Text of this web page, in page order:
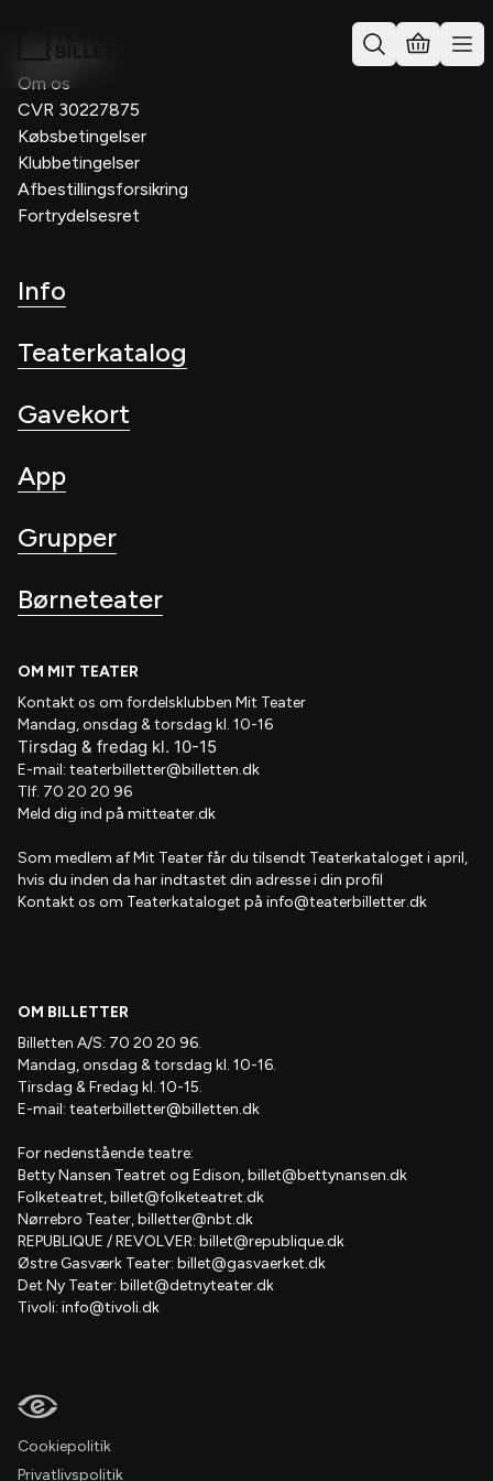
Kontakt os
Om os
CVR 30227875
Købsbetingelser
Klubbetingelser
Afbestillingsforsikring
Fortrydelsesret
Info
Teaterkatalog
Gavekort
App
Grupper
Børneteater
OM MIT TEATER
Kontakt os om fordelsklubben Mit Teater
Mandag, onsdag & torsdag kl. 10-16
Tirsdag & fredag kl. 10-15
E-mail: teaterbilletter@billetten.dk
Tlf. 70 20 20 96
Meld dig ind på mitteater.dk
Som medlem afMit Teaterfår du tilsendt Teaterkataloget i april,
hvis du inden da har indtastet din adresse i din profil
Kontakt os om Teaterkataloget på info@teaterbilletter.dk
OM BILLETTER
Billetten A/S: 70 20 20 96.
Mandag, onsdag & torsdag kl. 10-16.
Tirsdag & Fredag kl. 10-15.
E-mail: teaterbilletter@billetten.dk
For nedenstående teatre:
Betty Nansen Teatret og Edison,billet@bettynansen.dk
Folketeatret,billet@folketeatret.dk
Nørrebro Teater,billetter@nbt.dk
REPUBLIQUE / REVOLVER: billet@republique.dk
Østre Gasværk Teater: billet@gasvaerket.dk
Det Ny Teater: billet@detnyteater.dk
Tivoli: info@tivoli.dk
Cookiepolitik
Privatlivspolitik